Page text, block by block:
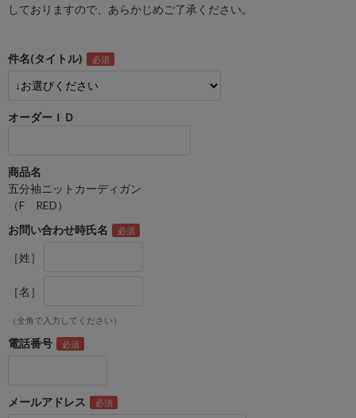
しておりますので、あらかじめご了承ください。
件名(タイトル)
オーダーＩＤ
商品名
五分袖ニットカーディガン
（F RED）
お問い合わせ時氏名
［姓］
［名］
（全角で入力してください）
電話番号
メールアドレス